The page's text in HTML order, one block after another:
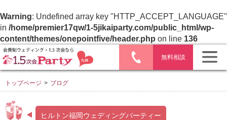
Warning: Undefined array key "HTTP_ACCEPT_LANGUAGE"
in /home/premier17qw/1-5jikaiparty.com/public_html/wp-
content/themes/onepointfive/header.php on line 136
無料相談
トップページ > ブログ
ヒルトン福岡ウェディングパーティー